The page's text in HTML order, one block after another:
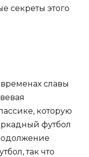
секреты этого
славы
которую
футбол
так что